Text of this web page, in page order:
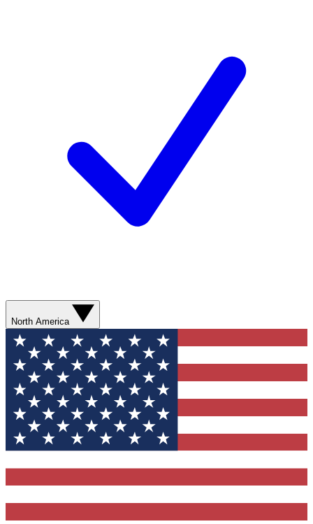
North America